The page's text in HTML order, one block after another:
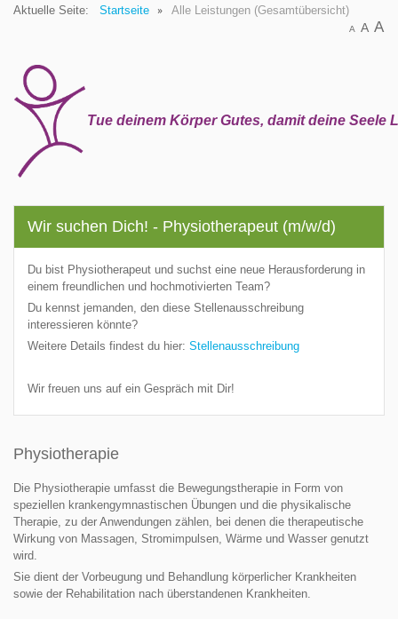
Aktuelle Seite: Startseite Alle Leistungen (Gesamtübersicht)
A A A
Tue deinem Körper Gutes, damit deine Seele
Wir suchen Dich! - Physiotherapeut (m/w/d)
Du bist Physiotherapeut und suchst eine neue Herausforderung in
einem freundlichen und hochmotivierten Team?
Du kennst jemanden, den diese Stellenausschreibung
interessieren könnte?
Weitere Details findest du hier: Stellenausschreibung
Wir freuen uns auf ein Gespräch mit Dir!
Physiotherapie
Die Physiotherapie umfasst die Bewegungstherapie in Form von
speziellen krankengymnastischen Übungen und die physikalische
Therapie, zu der Anwendungen zählen, bei denen die therapeutische
Wirkung von Massagen, Stromimpulsen, Wärme und Wasser genutzt
wird.
Sie dient der Vorbeugung und Behandlung körperlicher Krankheiten
sowie der Rehabilitation nach überstandenen Krankheiten.